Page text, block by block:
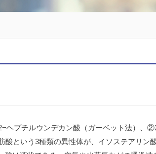
プチルウンデカン酸（ガーベット法）、
という3種類の異性体が、イソステアリン